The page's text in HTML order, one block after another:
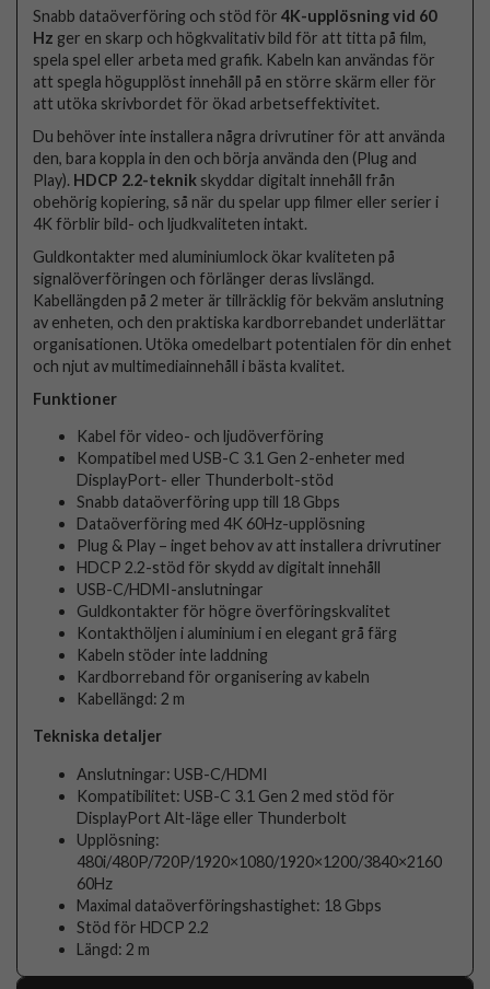
Snabb dataöverföring och stöd för4K-upplösning vid 60
Hz ger en skarp och högkvalitativ bild för att titta på film,
spela spel eller arbeta med grafik. Kabeln kan användas för
att spegla högupplöst innehåll på en större skärm eller för
att utöka skrivbordet för ökad arbetseffektivitet.
Du behöver inte installera några drivrutiner för att använda
den, bara koppla in den och börja använda den (Plug and
Play). HDCP 2.2-teknik skyddar digitalt innehåll från
obehörig kopiering, så när du spelar upp filmer eller serier i
4K förblir bild- och ljudkvaliteten intakt.
Guldkontakter med aluminiumlock ökar kvaliteten på
signalöverföringen och förlänger deras livslängd.
Kabellängden på 2 meter är tillräcklig för bekväm anslutning
av enheten, och den praktiska kardborrebandet underlättar
organisationen. Utöka omedelbart potentialen för din enhet
och njut av multimediainnehåll i bästa kvalitet.
Funktioner
Kabel för video- och ljudöverföring
Kompatibel med USB-C 3.1 Gen 2-enheter med
DisplayPort- eller Thunderbolt-stöd
Snabb dataöverföring upp till 18 Gbps
Dataöverföring med 4K 60Hz-upplösning
Plug & Play – inget behov av att installera drivrutiner
HDCP 2.2-stöd för skydd av digitalt innehåll
USB-C/HDMI-anslutningar
Guldkontakter för högre överföringskvalitet
Kontakthöljen i aluminium i en elegant grå färg
Kabeln stöder inte laddning
Kardborreband för organisering av kabeln
Kabellängd: 2 m
Tekniska detaljer
Anslutningar: USB-C/HDMI
Kompatibilitet: USB-C 3.1 Gen 2 med stöd för
DisplayPort Alt-läge eller Thunderbolt
Upplösning:
480i/480P/720P/1920×1080/1920×1200/3840×2160
60Hz
Maximal dataöverföringshastighet: 18 Gbps
Stöd för HDCP 2.2
Längd: 2 m